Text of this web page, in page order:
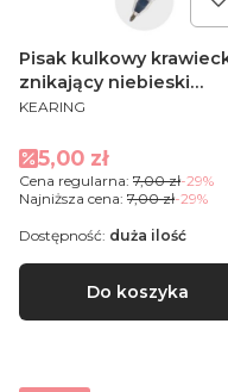
Pisak kulkowy
znikający niebieski
Kearing
PRODUCENT
KEARING
Cena promocyjna
5,00 zł
Cena regularna: 7,00 zł-29%
Najniższa cena: 7,00 zł-29%
Do koszyka
Dostępność: duża ilość